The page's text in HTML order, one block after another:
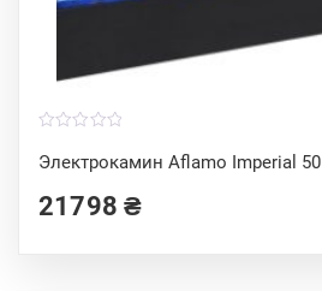
Электрокамин Aflamo Imperial 50
o
u
o
f
21798₴